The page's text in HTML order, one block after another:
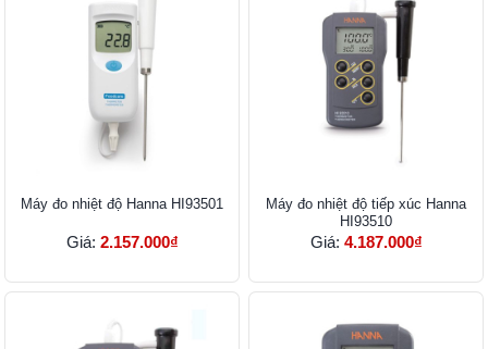
Máy đo nhiệt độ Hanna HI93501
Giá: 2.157.000₫
​​​​​​​Máy đo nhiệt độ tiếp xúc Hanna
HI93510
Giá: 4.187.000₫